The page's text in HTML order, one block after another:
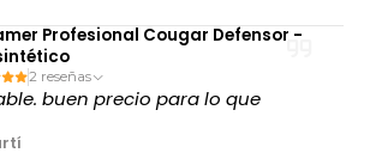
Profesional Cougar Defensor -
2 reseñas
buen precio para lo que